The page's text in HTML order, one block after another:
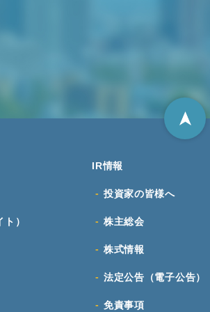
）
IR情報
投資家の皆様へ
株主総会
株式情報
法定公告（電子公告）
免責事項